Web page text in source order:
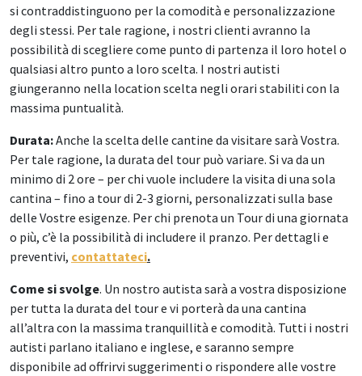
si contraddistinguono per la comodità e personalizzazione
degli stessi. Per tale ragione, i nostri clienti avranno la
possibilità di scegliere come punto di partenza il loro hotel o
qualsiasi altro punto a loro scelta. I nostri autisti
giungeranno nella location scelta negli orari stabiliti con la
massima puntualità.
Durata:Anche la scelta delle cantine da visitare sarà Vostra.
Per tale ragione, la durata del tour può variare. Si va da un
minimo di 2 ore – per chi vuole includere la visita di una sola
cantina – fino a tour di 2-3 giorni, personalizzati sulla base
delle Vostre esigenze. Per chi prenota un Tour di una giornata
o più, c’è la possibilità di includere il pranzo. Per dettagli e
preventivi, contattateci.
Come si svolge. Un nostro autista sarà a vostra disposizione
per tutta la durata del tour e vi porterà da una cantina
all’altra con la massima tranquillità e comodità. Tutti i nostri
autisti parlano italiano e inglese, e saranno sempre
disponibile ad offrirvi suggerimenti o rispondere alle vostre